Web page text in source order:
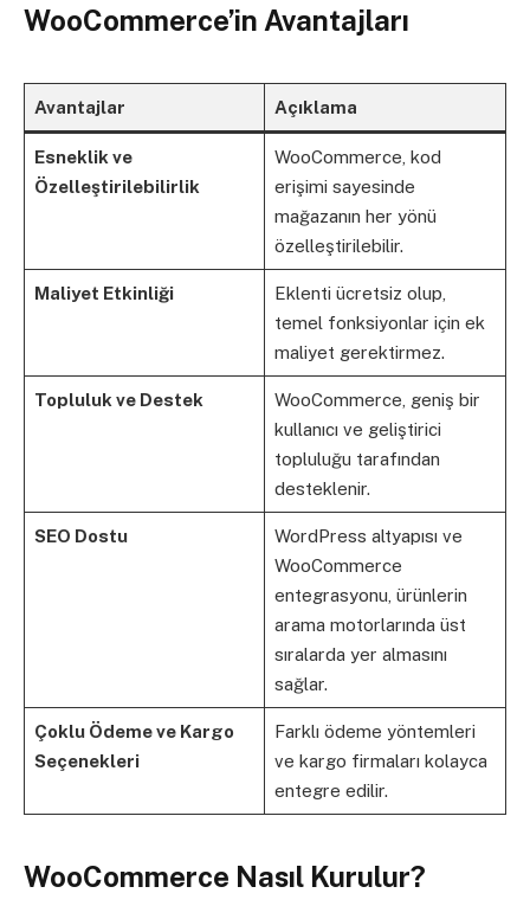
WooCommerce’in Avantajları
Avantajlar Açıklama
Esneklik ve
Özelleştirilebilirlik
WooCommerce, kod
erişimi sayesinde
mağazanın her yönü
özelleştirilebilir.
Maliyet Etkinliği
Eklenti ücretsiz olup,
temel fonksiyonlar için ek
maliyet gerektirmez.
Topluluk ve Destek
WooCommerce, geniş bir
kullanıcı ve geliştirici
topluluğu tarafından
desteklenir.
SEO Dostu
WordPress altyapısı ve
WooCommerce
entegrasyonu, ürünlerin
arama motorlarında üst
sıralarda yer almasını
sağlar.
Çoklu Ödeme ve Kargo
Seçenekleri
Farklı ödeme yöntemleri
ve kargo firmaları kolayca
entegre edilir.
WooCommerce Nasıl Kurulur?